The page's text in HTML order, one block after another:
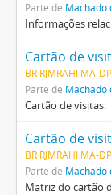
Parte de Machado
Informações
Cartão de
BR RJMRAHI MA-
Parte de Machado
Cartão de visitas.
Cartão de
BR RJMRAHI MA-
Parte de Machado
Matriz do cartão